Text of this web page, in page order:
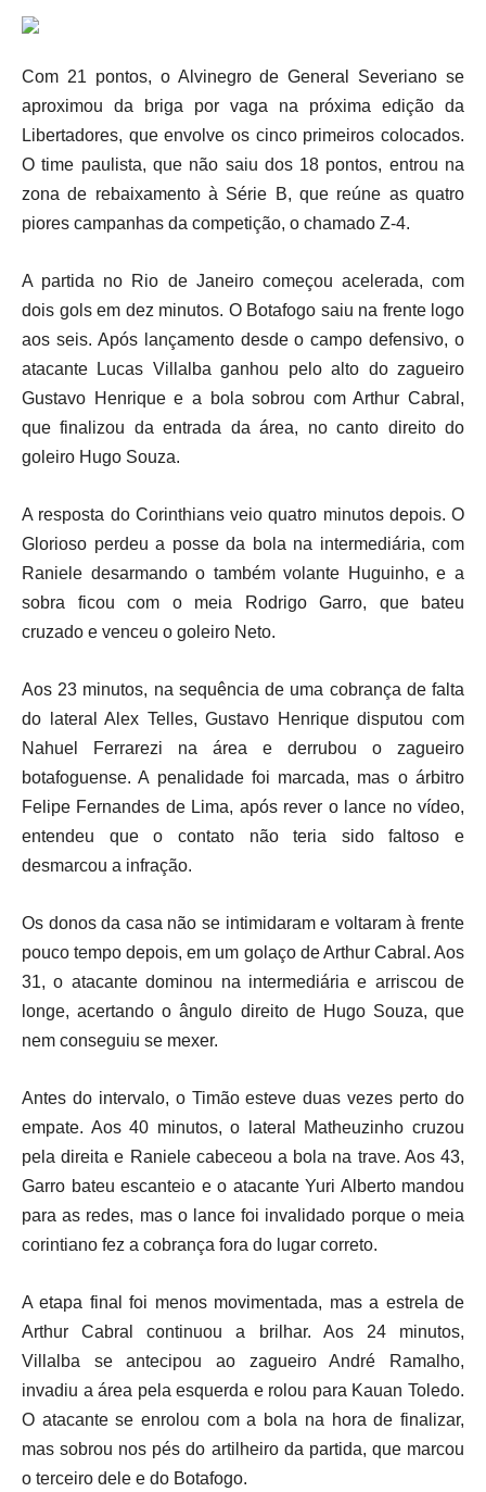
Com 21 pontos, o Alvinegro de General Severiano se
aproximou da briga por vaga na próxima edição da
Libertadores, que envolve os cinco primeiros colocados.
O time paulista, que não saiu dos 18 pontos, entrou na
zona de rebaixamento à Série B, que reúne as quatro
piores campanhas da competição, o chamado Z-4.
A partida no Rio de Janeiro começou acelerada, com
dois gols em dez minutos. O Botafogo saiu na frente logo
aos seis. Após lançamento desde o campo defensivo, o
atacante Lucas Villalba ganhou pelo alto do zagueiro
Gustavo Henrique e a bola sobrou com Arthur Cabral,
que finalizou da entrada da área, no canto direito do
goleiro Hugo Souza.
A resposta do Corinthians veio quatro minutos depois. O
Glorioso perdeu a posse da bola na intermediária, com
Raniele desarmando o também volante Huguinho, e a
sobra ficou com o meia Rodrigo Garro, que bateu
cruzado e venceu o goleiro Neto.
Aos 23 minutos, na sequência de uma cobrança de falta
do lateral Alex Telles, Gustavo Henrique disputou com
Nahuel Ferrarezi na área e derrubou o zagueiro
botafoguense. A penalidade foi marcada, mas o árbitro
Felipe Fernandes de Lima, após rever o lance no vídeo,
entendeu que o contato não teria sido faltoso e
desmarcou a infração.
Os donos da casa não se intimidaram e voltaram à frente
pouco tempo depois, em um golaço de Arthur Cabral. Aos
31, o atacante dominou na intermediária e arriscou de
longe, acertando o ângulo direito de Hugo Souza, que
nem conseguiu se mexer.
Antes do intervalo, o Timão esteve duas vezes perto do
empate. Aos 40 minutos, o lateral Matheuzinho cruzou
pela direita e Raniele cabeceou a bola na trave. Aos 43,
Garro bateu escanteio e o atacante Yuri Alberto mandou
para as redes, mas o lance foi invalidado porque o meia
corintiano fez a cobrança fora do lugar correto.
A etapa final foi menos movimentada, mas a estrela de
Arthur Cabral continuou a brilhar. Aos 24 minutos,
Villalba se antecipou ao zagueiro André Ramalho,
invadiu a área pela esquerda e rolou para Kauan Toledo.
O atacante se enrolou com a bola na hora de finalizar,
mas sobrou nos pés do artilheiro da partida, que marcou
o terceiro dele e do Botafogo.